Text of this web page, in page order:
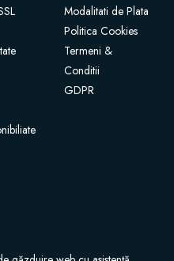
Modalitati de Plata
Politica Cookies
Termeni &
Conditii
GDPR